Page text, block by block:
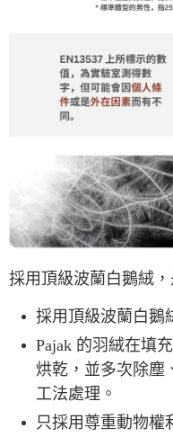
採用頂級波蘭白鵝絨
採用頂級波蘭白鵝
Pajak 的羽絨在填
烘乾，並多次除塵
工法處理。
只採用尊重動物權